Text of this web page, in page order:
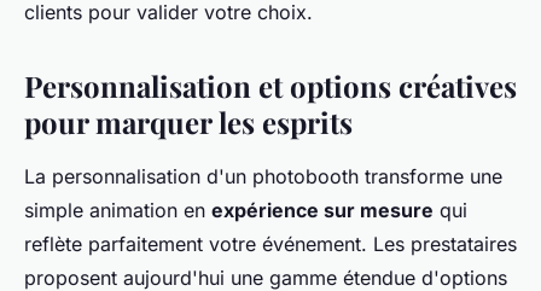
clients pour valider votre choix.
Personnalisation et options créatives
pour marquer les esprits
La personnalisation d'un photobooth transforme une
simple animation en expérience sur mesure qui
reflète parfaitement votre événement. Les prestataires
proposent aujourd'hui une gamme étendue d'options